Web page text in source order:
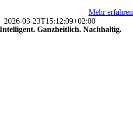
Mehr erfahren
2026-03-23T15:12:09+02:00
Intelligent. Ganzheitlich. Nachhaltig.